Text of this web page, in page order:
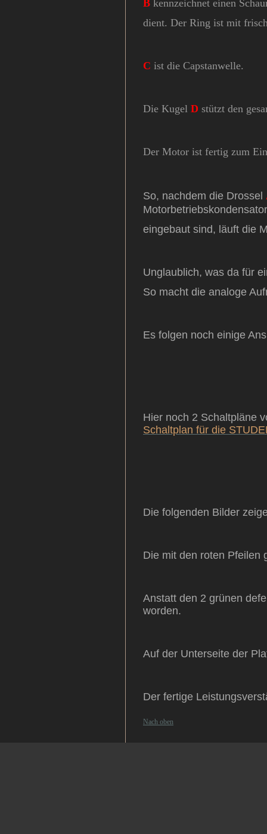
B kennzeichnet einen
dient. Der Ring ist mit
C ist die Capstanwelle.
Die Kugel D stützt den
Der Motor ist fertig zum
So, nachdem die Drossel
eingebaut sind, läuft die
Unglaublich, was da für
So macht die analoge
Es folgen noch einige
Hier noch 2 Schaltpläne
Schaltplan für die
Die folgenden Bilder
Die mit den roten Pfeilen
Anstatt den 2 grünen
worden.
Auf der Unterseite der
Der fertige
Nach oben